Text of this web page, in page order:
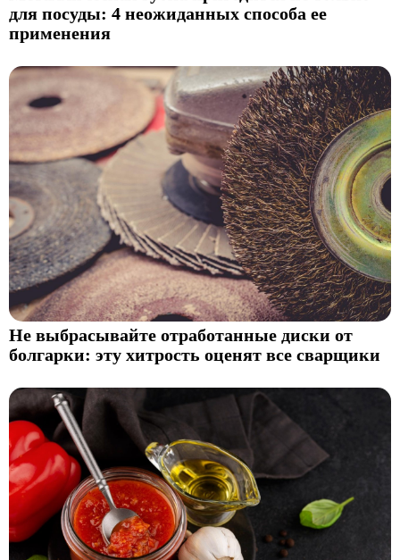
для посуды: 4 неожиданных способа ее
применения
Не выбрасывайте отработанные диски от
болгарки: эту хитрость оценят все сварщики